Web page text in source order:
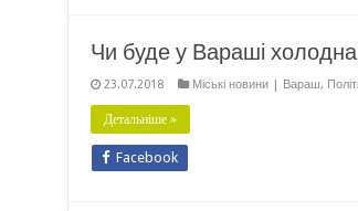
Чи буде у Вараші
23.07.2018 Міські новини | Вараш,
Детальніше »
Facebook